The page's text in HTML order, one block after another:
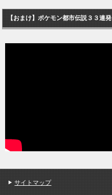
【おまけ】ポケモン都市伝説３３連発
サイトマップ